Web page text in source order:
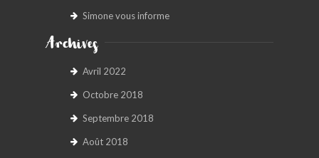
Simone vous informe
Archives
Avril 2022
Octobre 2018
Septembre 2018
Août 2018